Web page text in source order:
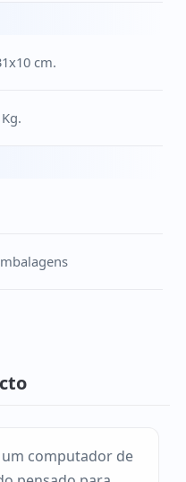
cm.
um computador de